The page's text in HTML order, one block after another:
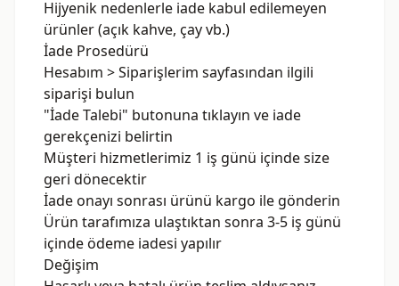
Hijyenik nedenlerle iade kabul edilemeyen
ürünler (açık kahve, çay vb.)
İade Prosedürü
Hesabım > Siparişlerim sayfasından ilgili
siparişi bulun
"İade Talebi" butonuna tıklayın ve iade
gerekçenizi belirtin
Müşteri hizmetlerimiz 1 iş günü içinde size
geri dönecektir
İade onayı sonrası ürünü kargo ile gönderin
Ürün tarafımıza ulaştıktan sonra 3-5 iş günü
içinde ödeme iadesi yapılır
Değişim